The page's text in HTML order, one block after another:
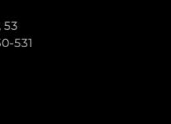
53
531